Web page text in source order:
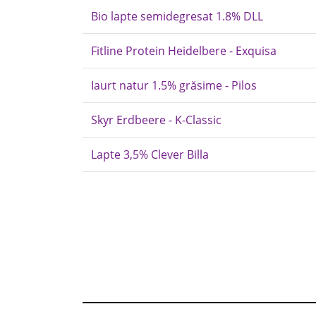
Bio lapte semidegresat 1.8% DLL
Fitline Protein Heidelbere - Exquisa
Iaurt natur 1.5% grăsime - Pilos
Skyr Erdbeere - K-Classic
Lapte 3,5% Clever Billa